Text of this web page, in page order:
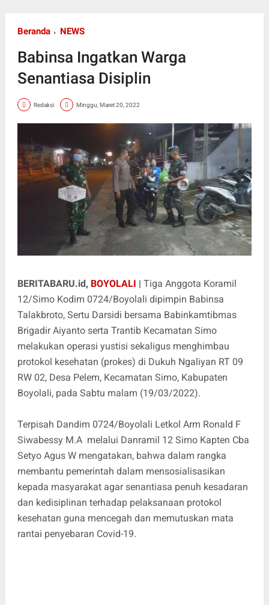
Beranda NEWS
Babinsa Ingatkan Warga
Senantiasa Disiplin
Redaksi Minggu, Maret 20, 2022
BERITABARU.id, BOYOLALI | Tiga Anggota Koramil
12/Simo Kodim 0724/Boyolali dipimpin Babinsa
Talakbroto, Sertu Darsidi bersama Babinkamtibmas
Brigadir Aiyanto serta Trantib Kecamatan Simo
melakukan operasi yustisi sekaligus menghimbau
protokol kesehatan (prokes) di Dukuh Ngaliyan RT 09
RW 02, Desa Pelem, Kecamatan Simo, Kabupaten
Boyolali, pada Sabtu malam (19/03/2022).
Terpisah Dandim 0724/Boyolali Letkol Arm Ronald F
Siwabessy M.A melalui Danramil 12 Simo Kapten Cba
Setyo Agus W mengatakan, bahwa dalam rangka
membantu pemerintah dalam mensosialisasikan
kepada masyarakat agar senantiasa penuh kesadaran
dan kedisiplinan terhadap pelaksanaan protokol
kesehatan guna mencegah dan memutuskan mata
rantai penyebaran Covid-19.